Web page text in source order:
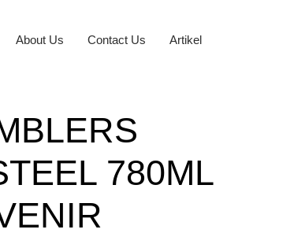
About Us Contact Us Artikel
780ML